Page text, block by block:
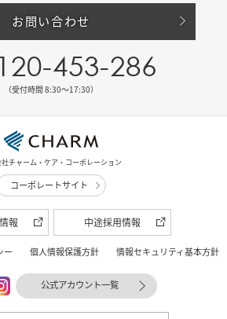
お問い合わせ
453-286
（受付時間 8:30〜17:30）
チャーム・ケア・コーポレーション
コーポレートサイト
報 中途採用情報
ー 個人情報保護方針 情報セキュリティ基本方針
公式アカウント一覧